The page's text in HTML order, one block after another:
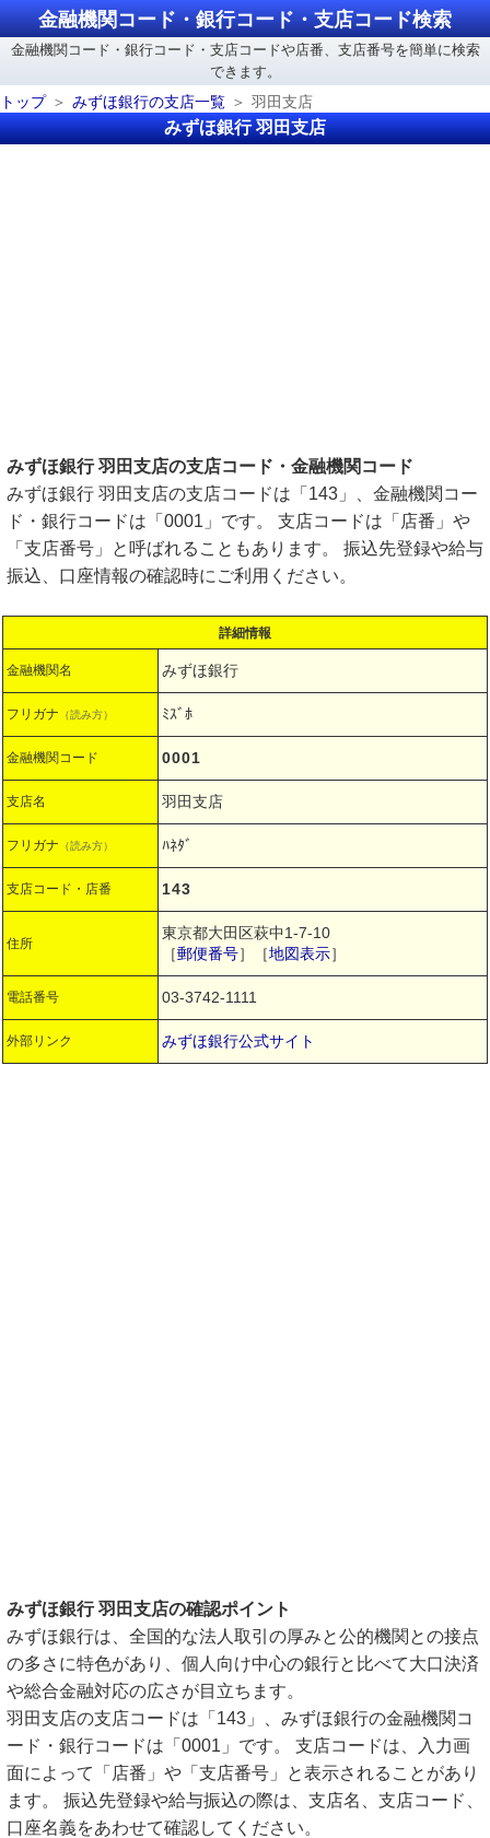
金融機関コード・銀行コード・支店コード検索
金融機関コード・銀行コード・支店コードや店番、支店番号を簡単に検索
できます。
トップ
みずほ銀行の支店一覧 羽田支店
みずほ銀行 羽田支店
みずほ銀行 羽田支店の支店コード・金融機関コード
みずほ銀行 羽田支店の支店コードは「143」、金融機関コー
ド・銀行コードは「0001」です。 支店コードは「店番」や
「支店番号」と呼ばれることもあります。 振込先登録や給与
振込、口座情報の確認時にご利用ください。
詳細情報
金融機関名 みずほ銀行
フリガナ （読み方） ﾐｽﾞﾎ
金融機関コード 0001
支店名 羽田支店
フリガナ （読み方） ﾊﾈﾀﾞ
支店コード・店番 143
住所
東京都大田区萩中1-7-10
［郵便番号］［地図表示］
電話番号 03-3742-1111
外部リンク みずほ銀行公式サイト
みずほ銀行 羽田支店の確認ポイント
みずほ銀行は、全国的な法人取引の厚みと公的機関との接点
の多さに特色があり、個人向け中心の銀行と比べて大口決済
や総合金融対応の広さが目立ちます。
羽田支店の支店コードは「143」、みずほ銀行の金融機関コ
ード・銀行コードは「0001」です。 支店コードは、入力画
面によって「店番」や「支店番号」と表示されることがあり
ます。 振込先登録や給与振込の際は、支店名、支店コード、
口座名義をあわせて確認してください。